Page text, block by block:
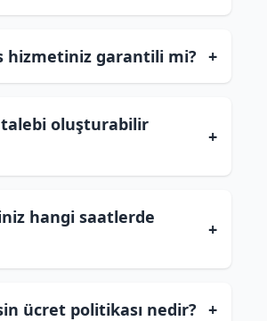
hizmetiniz garantili mi? +
talebi oluşturabilir
+
hangi saatlerde
+
ücret politikası nedir? +